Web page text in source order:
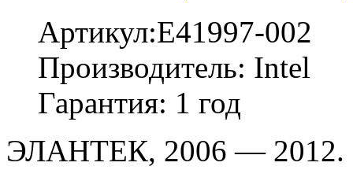
Артикул:E41997-002
Производитель: Intel
Гарантия: 1 год
ЭЛАНТЕК, 2006 — 2012.